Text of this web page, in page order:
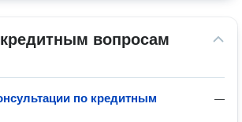
вопросам
—
по кредитным